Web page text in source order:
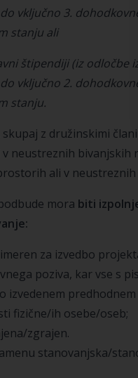
vključno 3.
stanju ali
štipendiji (iz odločbe
vključno 2.
stanju.
skupaj z družinskimi
neustreznih bivanjskih
ali v
mora biti
za izvedbo
poziva, kar vse s
izvedenem
fizične/ih osebe/oseb;
zgrajen.
stanovanjska/